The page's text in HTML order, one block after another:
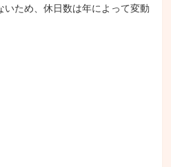
ため、休日数は年によって変動